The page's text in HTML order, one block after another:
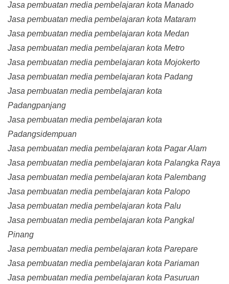
Jasa pembuatan media pembelajaran kota Manado
Jasa pembuatan media pembelajaran kota Mataram
Jasa pembuatan media pembelajaran kota Medan
Jasa pembuatan media pembelajaran kota Metro
Jasa pembuatan media pembelajaran kota Mojokerto
Jasa pembuatan media pembelajaran kota Padang
Jasa pembuatan media pembelajaran kota
Padangpanjang
Jasa pembuatan media pembelajaran kota
Padangsidempuan
Jasa pembuatan media pembelajaran kota Pagar Alam
Jasa pembuatan media pembelajaran kota Palangka Raya
Jasa pembuatan media pembelajaran kota Palembang
Jasa pembuatan media pembelajaran kota Palopo
Jasa pembuatan media pembelajaran kota Palu
Jasa pembuatan media pembelajaran kota Pangkal
Pinang
Jasa pembuatan media pembelajaran kota Parepare
Jasa pembuatan media pembelajaran kota Pariaman
Jasa pembuatan media pembelajaran kota Pasuruan